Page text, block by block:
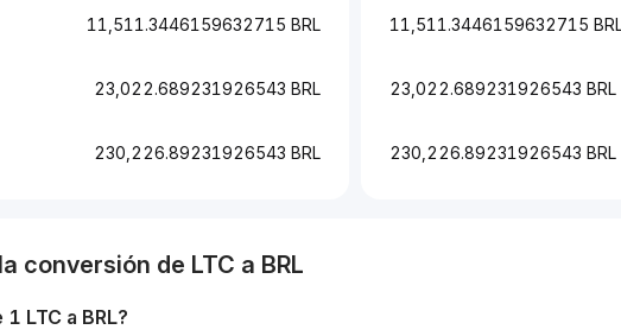
11,511.3446159632715 BRL
23,022.689231926543 BRL
230,226.89231926543 BRL
11,511.3446159632715
23,022.689231926543 BRL
230,226.89231926543 BRL
conversión de LTC a BRL
1 LTC a BRL?